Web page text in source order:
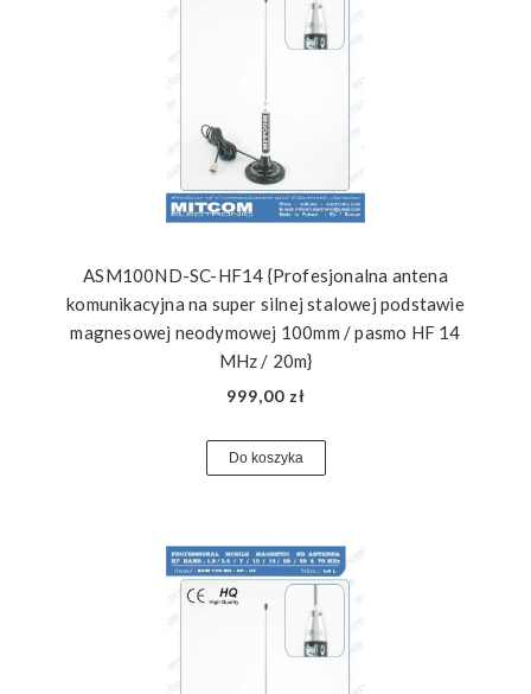
ASM100ND-SC-HF14 {Profesjonalna antena
komunikacyjna na super silnej stalowej podstawie
magnesowej neodymowej 100mm / pasmo HF 14
MHz / 20m}
999,00 zł
Do koszyka